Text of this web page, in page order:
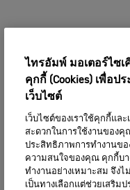
ไทรอัมพ์ มอเตอร์ไซ
คุกกี้ (Cookies) เพื่อ
เว็บไซต์
เว็บไซต์ของเราใช้คุกกี้แล
สะดวกในการใช้งานของคุ
ประสิทธิภาพการทำงานขอ
ความสนใจของคุณ คุกกี้บา
ทำงานอย่างเหมาะสม จึง
เป็นทางเลือกแต่ช่วยเสริม